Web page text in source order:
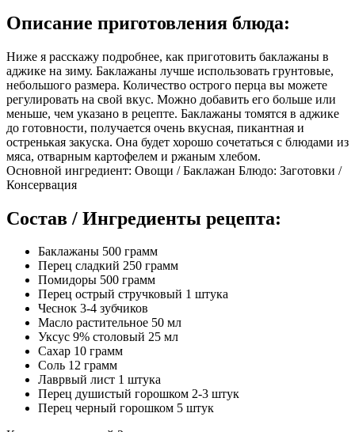
Описание приготовления блюда:
Ниже я расскажу подробнее, как приготовить баклажаны в
аджике на зиму. Баклажаны лучше использовать грунтовые,
небольшого размера. Количество острого перца вы можете
регулировать на свой вкус. Можно добавить его больше или
меньше, чем указано в рецепте. Баклажаны томятся в аджике
до готовности, получается очень вкусная, пикантная и
остренькая закуска. Она будет хорошо сочетаться с блюдами из
мяса, отварным картофелем и ржаным хлебом.
Основной ингредиент: Овощи / Баклажан Блюдо: Заготовки /
Консервация
Состав / Ингредиенты рецепта:
Баклажаны 500 грамм
Перец сладкий 250 грамм
Помидоры 500 грамм
Перец острый стручковый 1 штука
Чеснок 3-4 зубчиков
Масло растительное 50 мл
Уксус 9% столовый 25 мл
Сахар 10 грамм
Соль 12 грамм
Лаврвый лист 1 штука
Перец душистый горошком 2-3 штук
Перец черный горошком 5 штук